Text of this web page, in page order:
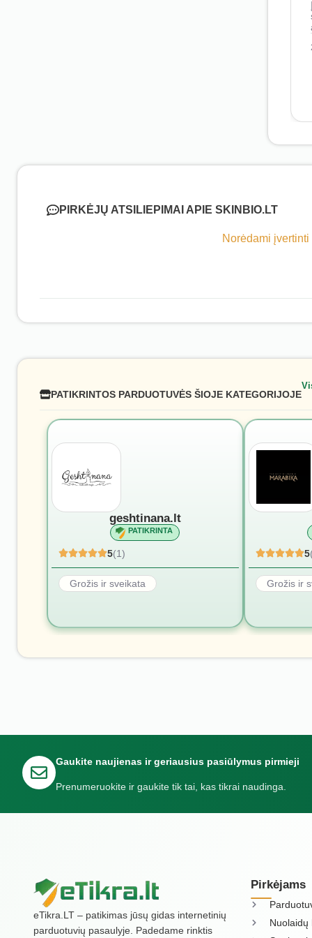
PIRKĖJŲ ATSILIEPIMAI APIE SKINBIO.LT
Norėdami
PATIKRINTOS PARDUOTUVĖS ŠIOJE KATEGORIJOJE
geshtinana.lt
PATIKRINTA
5(1)
Grožis ir sveikata
5
Grožis ir
Gaukite naujienas ir geriausius pasiūlymus pirmieji
Prenumeruokite ir gaukite tik tai, kas tikrai naudinga.
eTikra.LT – patikimas jūsų gidas internetinių
parduotuvių pasaulyje. Padedame rinktis
Pirkėjams
Nuolaidų